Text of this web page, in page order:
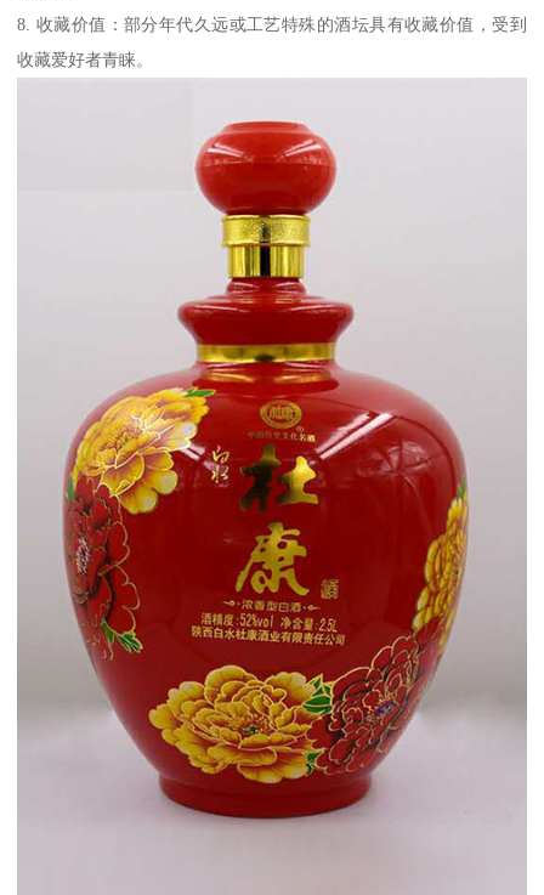
8. 收藏价值：部分年代久远或工艺特殊的酒坛具有收藏价值，受到
收藏爱好者青睐。